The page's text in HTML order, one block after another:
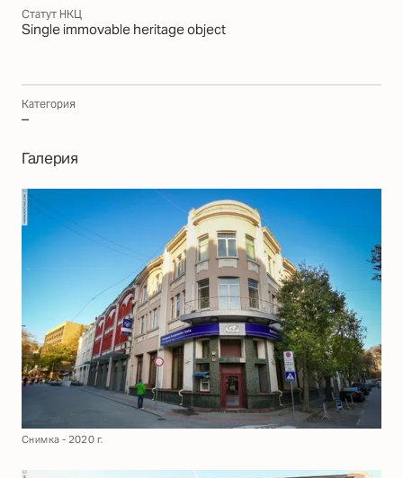
Статут НКЦ
Single immovable heritage object
Категория
–
Галерия
Снимка - 2020 г.